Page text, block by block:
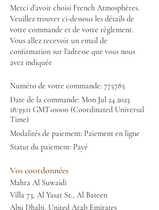
Merci d'avoir choisi French Atmosphères.
Veuillez trouver ci-dessous les détails de
votre commande et de votre règlement.
Vous allez recevoir un email de
confirmation sur l'adresse que vous nous
avez indiquée
Numéro de votre commande: 775785
Date de la commande: Mon Jul 24 2023
18:39:11 GMT+0000 (Coordinated Universal
Time)
Modalités de paiement: Paiement en ligne
Statut du paiement: Payé
Vos coordonnées
Mahra Al Suwaidi
Villa 73, Al Yasat St., Al Bateen
Abu Dhabi, United Arab Emirates